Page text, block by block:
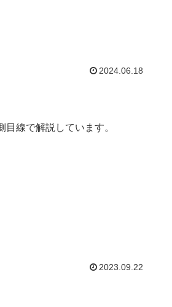
2024.06.18
線で解説しています。
2023.09.22